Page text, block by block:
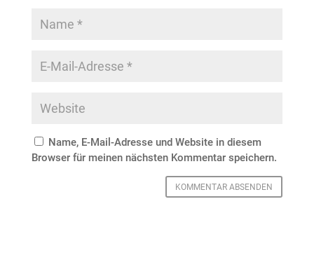
Name, E-Mail-Adresse und Website in diesem
Browser für meinen nächsten Kommentar speichern.